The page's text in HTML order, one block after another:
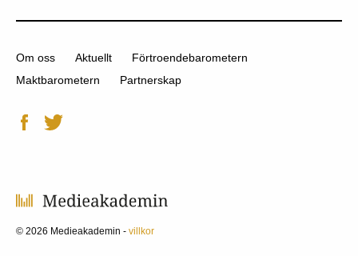
Om oss Aktuellt
Förtroendebarometern
Maktbarometern
Partnerskap
© 2026 Medieakademin - villkor